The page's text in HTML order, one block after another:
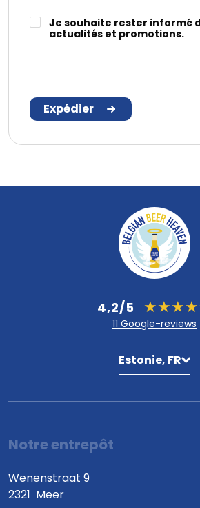
Je souhaite rester informé
actualités et promotions.
Expédier
4,2/5
11 Google-reviews
Estonie, FR
Notre entrepôt
Wenenstraat 9
2321 Meer